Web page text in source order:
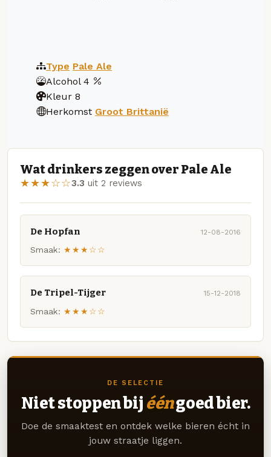
Type Pale Ale
Alcohol 4
Kleur 8
Herkomst Groot Brittanië
Wat drinkers zeggen over Pale Ale
★★★☆☆3.3 uit 2 reviews
De Hopfan 12-08-2016
Smaak: ★★★☆☆
De Tripel-Tijger 15-12-2018
Smaak: ★★★☆☆
DE SELECTIE
Niet stoppen bij ééngoed bier.
Doe de smaaktest en ontdek welke bieren écht in
jouw straatje liggen.